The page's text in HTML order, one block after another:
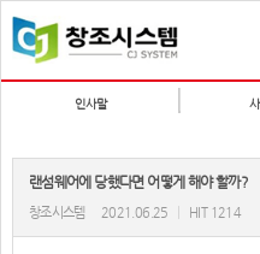
인사말
랜섬웨어에 당했다면 어떻게 해야 할까?
창조시스템 2021.06.25 HIT 1214